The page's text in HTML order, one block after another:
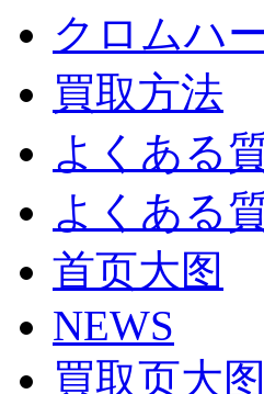
クロムハ
買取方法
よくある
よくある
首页大图
NEWS
買取页大图